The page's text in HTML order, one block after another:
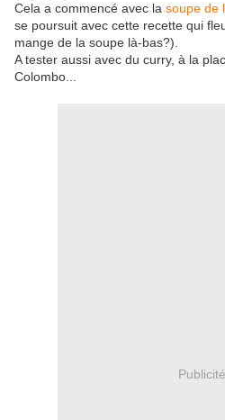
Cela a commencé avec la soupe de
se poursuit avec cette recette qui
mange de la soupe là-bas?).
A tester aussi avec du curry, à la
Colombo...
Publicité